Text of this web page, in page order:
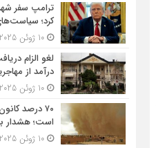
کرد؛
10 ژوئن 2025 - 19:41
لغو الزام
درآمد از
10 ژوئن 2025 - 18:53
۷۰ درصد
است؛ هشدار
10 ژوئن 2025 - 18:15